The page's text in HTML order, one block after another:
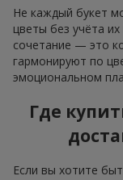
Не каждый букет
цветы без учёта
сочетание — это
гармонируют по
эмоциональном
Где
Если вы хотите